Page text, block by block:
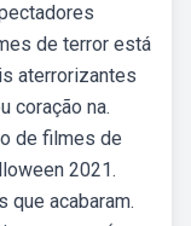
de terror está
aterrorizantes
coração na.
de filmes de
2021.
que acabaram.